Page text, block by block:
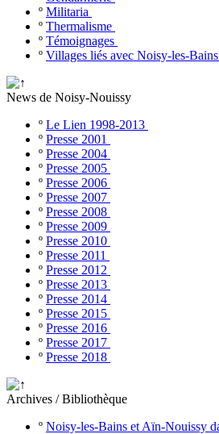
º Militaria
º Thermalisme
º Témoignages
º Villages liés avec Noisy-les-Bains
News de Noisy-Nouissy
º Le Lien 1998-2013
º Presse 2001
º Presse 2004
º Presse 2005
º Presse 2006
º Presse 2007
º Presse 2008
º Presse 2009
º Presse 2010
º Presse 2011
º Presse 2012
º Presse 2013
º Presse 2014
º Presse 2015
º Presse 2016
º Presse 2017
º Presse 2018
Archives / Bibliothèque
º Noisy-les-Bains et Aïn-Nouissy